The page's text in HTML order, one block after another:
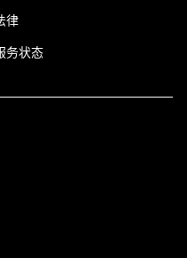
律
务状态